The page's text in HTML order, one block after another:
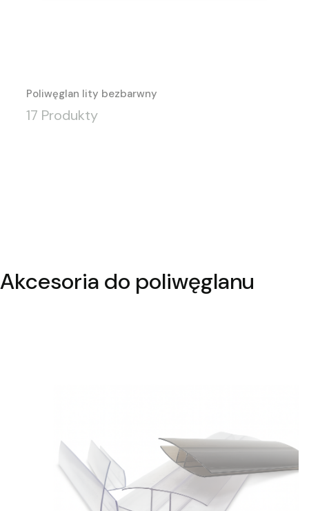
Poliwęglan lity bezbarwny
17 Produkty
Akcesoria do poliwęglanu